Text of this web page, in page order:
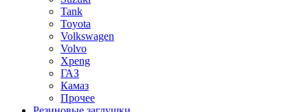
Tank
Toyota
Volkswagen
Volvo
Xpeng
ГАЗ
Камаз
Прочее